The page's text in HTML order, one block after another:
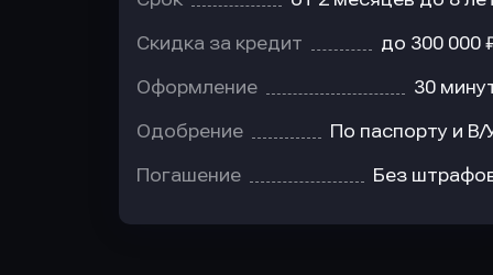
Скидка за кредит до 300 000
Оформление 30
Одобрение По паспорту и В/
Погашение Без